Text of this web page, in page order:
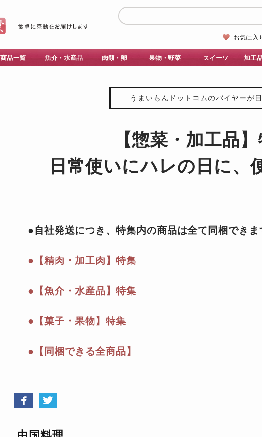
お気に入
商品一覧 魚介・水産品 肉類・卵 果物・野菜 スイーツ 加工
うまいもんドットコムのバイヤーが
【惣菜・加工品
日常使いにハレの日に、
●自社発送につき、特集内の商品は全て同梱できま
●【精肉・加工肉】特集
●【魚介・水産品】特集
●【菓子・果物】特集
●【同梱できる全商品】